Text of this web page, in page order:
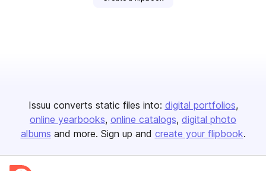
Issuu converts static files into: digital portfolios
online yearbooks online catalogs digital photo
albums and more. Sign up and create your flipbook.